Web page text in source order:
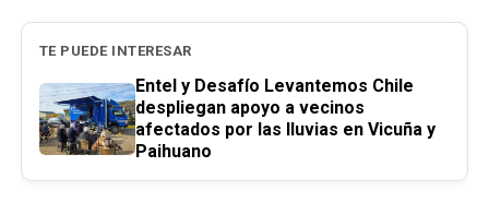
TE PUEDE INTERESAR
Entel y Desafío Levantemos Chile
despliegan apoyo a vecinos
afectados por las lluvias en Vicuña y
Paihuano